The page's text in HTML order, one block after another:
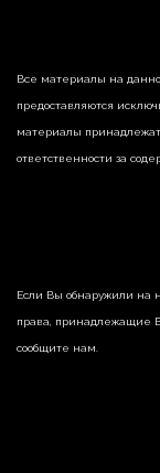
Все материалы на
предоставляются
материалы
ответственности за
Если Вы обнаружили на
права, принадлежащие
сообщите нам.